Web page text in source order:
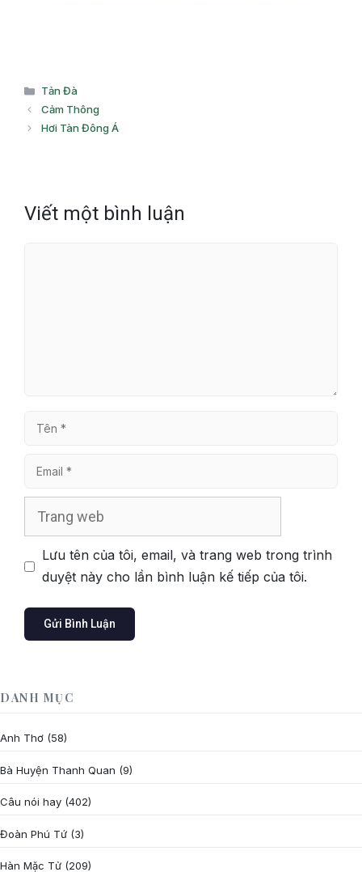
Danh
mục
Tản Đà
Cảm Thông
Hơi Tàn Đông Á
Viết một bình luận
Tên
Email
Lưu tên của tôi, email, và trang web trong trình
duyệt này cho lần bình luận kế tiếp của tôi.
DANH MỤC
Anh Thơ (58)
Bà Huyện Thanh Quan (9)
Câu nói hay (402)
Đoàn Phú Tứ (3)
Hàn Mặc Tử (209)